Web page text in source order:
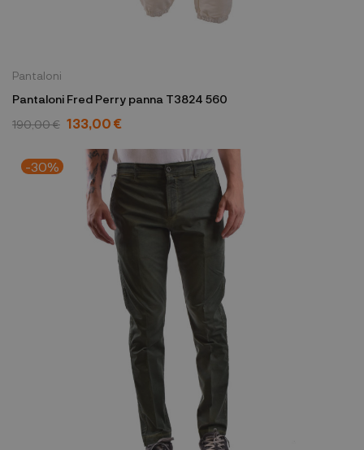
Pantaloni
Pantaloni Fred Perry panna T3824 560
190,00 € 133,00 €
-30%